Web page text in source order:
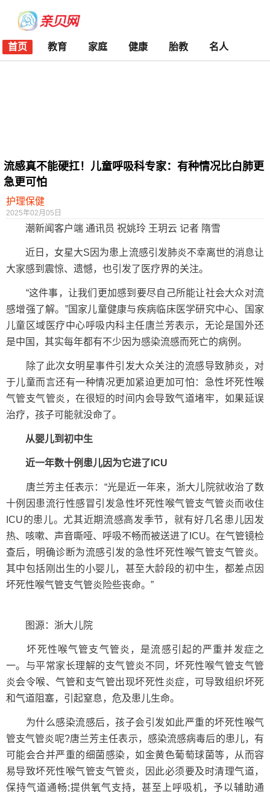
首页 教育 家庭 健康 胎教 名人
流感真不能硬扛！儿童呼吸科专家：有种情况比白肺更
急更可怕
护理保健
2025年02月05日
潮新闻客户端 通讯员 祝姚玲 王玥云 记者 隋雪
近日，女星大S因为患上流感引发肺炎不幸离世的消息让
大家感到震惊、遗憾，也引发了医疗界的关注。
“这件事，让我们更加感到要尽自己所能让社会大众对流
感增强了解。”国家儿童健康与疾病临床医学研究中心、国家
儿童区域医疗中心呼吸内科主任唐兰芳表示，无论是国外还
是中国，其实每年都有不少因为感染流感而死亡的病例。
除了此次女明星事件引发大众关注的流感导致肺炎，对
于儿童而言还有一种情况更加紧迫更加可怕：急性坏死性喉
气管支气管炎，在很短的时间内会导致气道堵牢，如果延误
治疗，孩子可能就没命了。
从婴儿到初中生
近一年数十例患儿因为它进了ICU
唐兰芳主任表示：“光是近一年来，浙大儿院就收治了数
十例因患流行性感冒引发急性坏死性喉气管支气管炎而收住
ICU的患儿。尤其近期流感高发季节，就有好几名患儿因发
热、咳嗽、声音嘶哑、呼吸不畅而被送进了ICU。在气管镜检
查后，明确诊断为流感引发的急性坏死性喉气管支气管炎。
其中包括刚出生的小婴儿，甚至大龄段的初中生，都差点因
坏死性喉气管支气管炎险些丧命。”
图源：浙大儿院
坏死性喉气管支气管炎，是流感引起的严重并发症之
一。与平常家长理解的支气管炎不同，坏死性喉气管支气管
炎会令喉、气管和支气管出现坏死性炎症，可导致组织坏死
和气道阻塞，引起窒息，危及患儿生命。
为什么感染流感后，孩子会引发如此严重的坏死性喉气
管支气管炎呢?唐兰芳主任表示，感染流感病毒后的患儿，有
可能会合并严重的细菌感染，如金黄色葡萄球菌等，从而容
易导致坏死性喉气管支气管炎，因此必须要及时清理气道，
保持气道通畅;提供氧气支持，甚至上呼吸机，予以辅助通